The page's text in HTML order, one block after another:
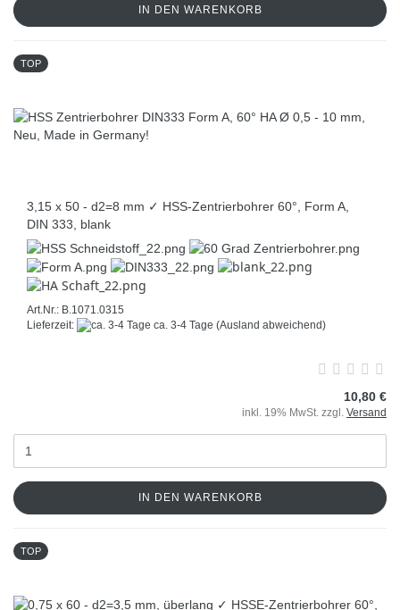
IN DEN WARENKORB
TOP
3,15 x 50 - d2=8 mm ✓ HSS-Zentrierbohrer 60°, Form A,
DIN 333, blank
Art.Nr.: B.1071.0315
Lieferzeit:
ca. 3-4 Tage (Ausland abweichend)
10,80 €
inkl. 19% MwSt. zzgl. Versand
IN DEN WARENKORB
TOP